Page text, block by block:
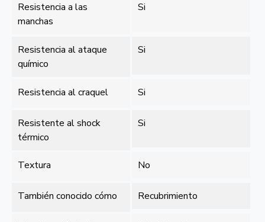
Resistencia a las
manchas
Si
Resistencia al ataque
químico
Si
Resistencia al craquel Si
Resistente al shock
térmico
Si
Textura No
También conocido cómo Recubrimiento